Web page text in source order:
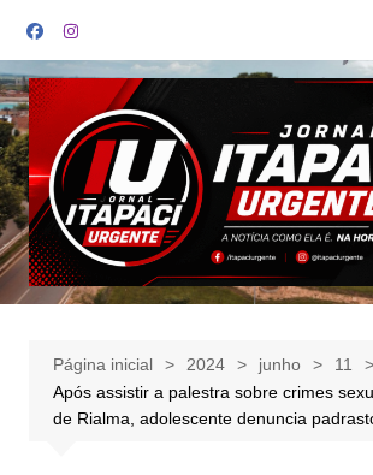
para
o
conteúdo
Página inicial 2024 junho
11
Após assistir a palestra sobre crimes
de Rialma, adolescente denuncia